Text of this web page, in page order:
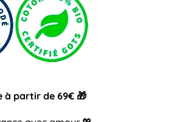
partir de 69€ 🎁